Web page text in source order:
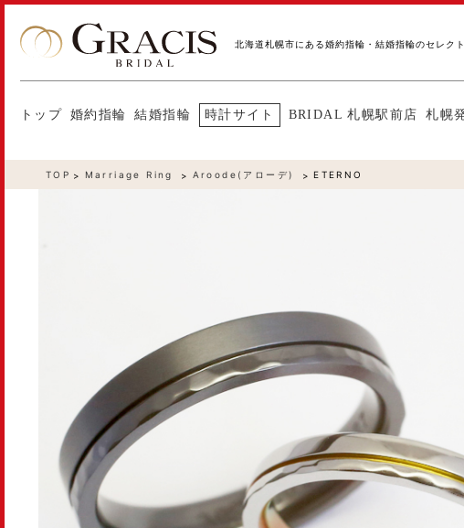
北海道札幌市にある婚約指輪・結婚指輪のセレク
トップ 婚約指輪 結婚指輪 時計サイト BRIDAL 札幌駅前店 札幌
TOP Marriage Ring Aroode(アローデ) ETERNO